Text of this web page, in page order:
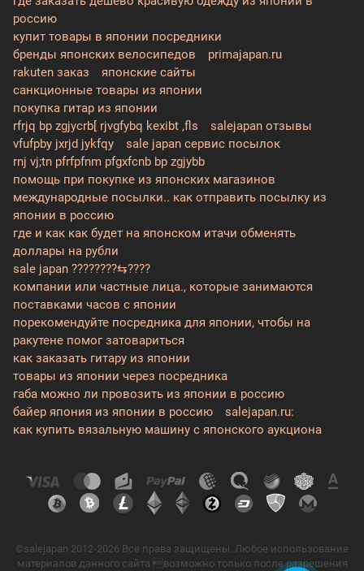
россию
купит товары в японии посредники
бренды японских велосипедов
primajapan.ru
rakuten заказ
японские сайты
санкционные товары из японии
покупка гитар из японии
rfrjq bp zgjycrb[ rjvgfybq kexibt ,fls
salejapan отзывы
vfufpby jxrjd jykfqy
sale japan сервис посылок
rnj vj;tn pfrfpfnm pfgxfcnb bp zgjybb
помощь при покупке из японских магазинов
международные посылки.. как отправить посылку из
японии в россию
где и как как будет на японском итачи обменять
доллары на рубли
sale japan ????????⇆????
компании или частные лица., которые занимаются
поставками часов с японии
порекомендуйте посредника для японии, чтобы на
ракутене помог затовариться
как заказать гитару из японии
товары из японии через посредника
габа можно ли провозить из японии в россию
байер япония из японии в россию
salejapan.ru:
как купить вязальную машину с японского аукциона
©salejapan 2012-2026 Все права защищены. Любое использование
материалов данного сайта возможно только после разрешения